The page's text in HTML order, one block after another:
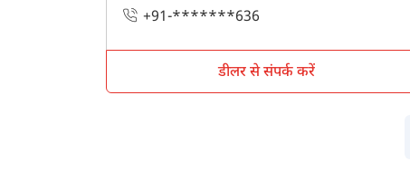
+91-*******636
डीलर से संपर्क करें